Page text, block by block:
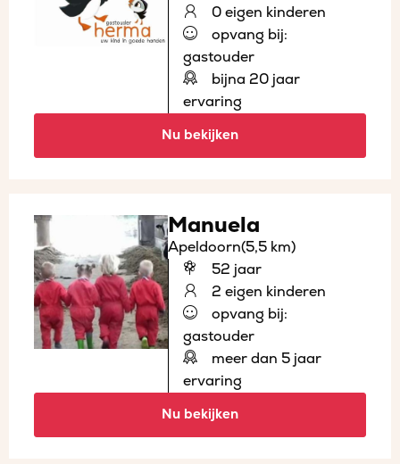
0 eigen kinderen
opvang bij:
gastouder
bijna 20 jaar
ervaring
Nu bekijken
Manuela
Apeldoorn(5,5 km)
52 jaar
2 eigen kinderen
opvang bij:
gastouder
meer dan 5 jaar
ervaring
Nu bekijken